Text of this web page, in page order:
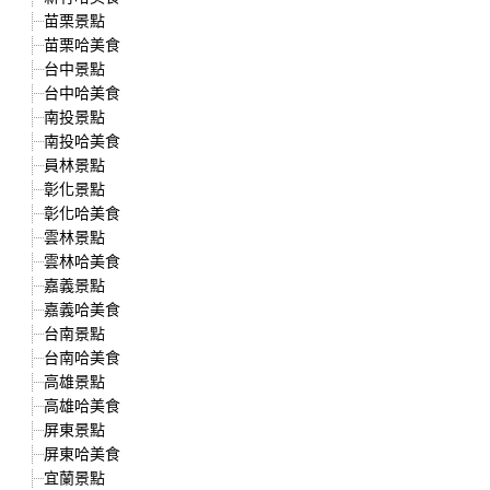
苗栗景點
苗栗哈美食
台中景點
台中哈美食
南投景點
南投哈美食
員林景點
彰化景點
彰化哈美食
雲林景點
雲林哈美食
嘉義景點
嘉義哈美食
台南景點
台南哈美食
高雄景點
高雄哈美食
屏東景點
屏東哈美食
宜蘭景點